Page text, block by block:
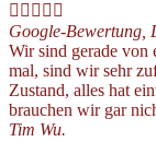
    
Google-Bewertung,
Wir sind gerade von
mal, sind wir sehr
Zustand, alles hat
brauchen wir gar
Tim Wu.